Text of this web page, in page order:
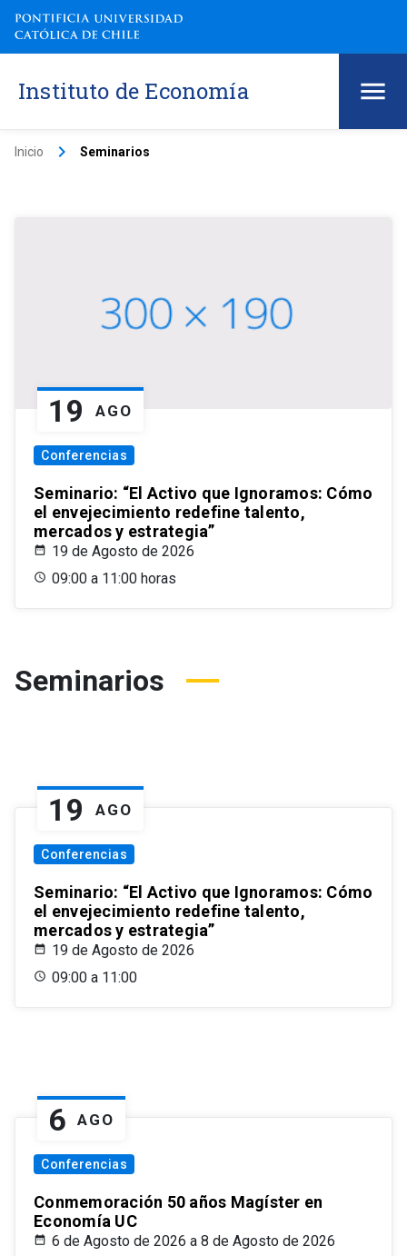
Instituto de Economía
Inicio keyboard_arrow_right Seminarios
19 AGO
Conferencias
Seminario: “El Activo que Ignoramos: Cómo
el envejecimiento redefine talento,
mercados y estrategia”
19 de Agosto de 2026
09:00 a 11:00 horas
Seminarios
19 AGO
Conferencias
Seminario: “El Activo que Ignoramos: Cómo
el envejecimiento redefine talento,
mercados y estrategia”
19 de Agosto de 2026
09:00 a 11:00
6 AGO
Conferencias
Conmemoración 50 años Magíster en
Economía UC
6 de Agosto de 2026 a 8 de Agosto de 2026